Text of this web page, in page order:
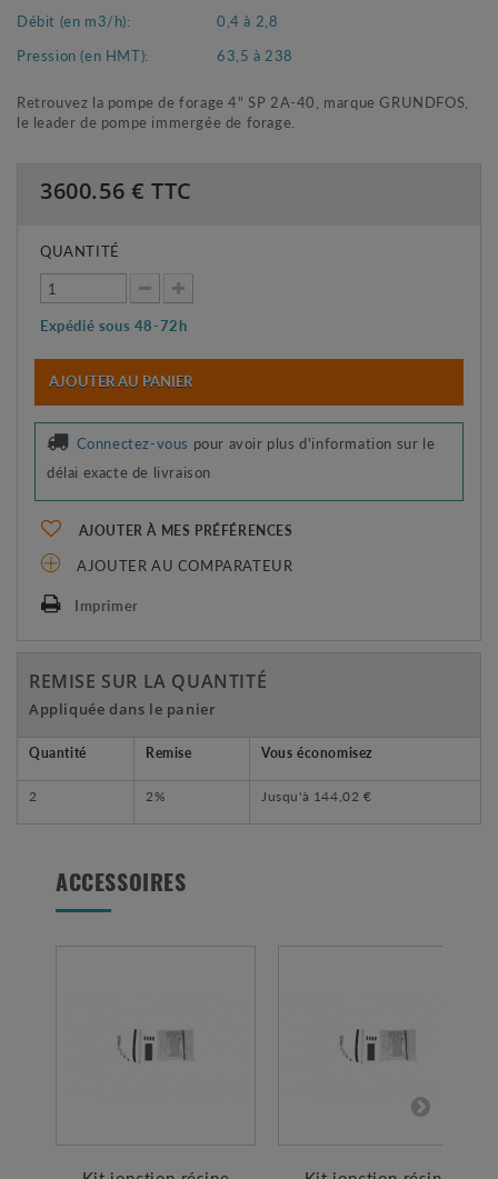
Débit (en m3/h):
0,4 à 2,8
Pression (en HMT):
63,5 à 238
Retrouvez la pompe de forage 4" SP 2A-40, marque GRUNDFOS,
le leader de pompe immergée de forage.
3600.56 € TTC
QUANTITÉ
Expédié sous 48-72h
AJOUTER AU PANIER
Connectez-vous pour avoir plus d'information sur le
délai exacte de livraison
AJOUTER À MES PRÉFÉRENCES
AJOUTER AU COMPARATEUR
Imprimer
REMISE SUR LA QUANTITÉ
Appliquée dans le panier
Quantité Remise Vous économisez
2 2% Jusqu'à 144,02 €
ACCESSOIRES